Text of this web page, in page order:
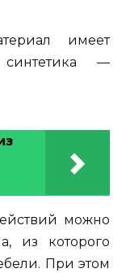
имеет
синтетика —
можно
из которого
При этом